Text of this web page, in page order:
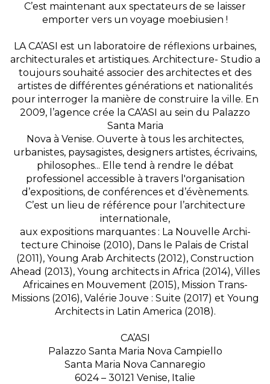
C’est maintenant aux spectateurs de se laisser
emporter vers un voyage moebiusien !
LA CA’ASI est un laboratoire de réflexions urbaines,
architecturales et artistiques. Architecture- Studio a
toujours souhaité associer des architectes et des
artistes de différentes générations et nationalités
pour interroger la manière de construire la ville. En
2009, l’agence crée la CA’ASI au sein du Palazzo
Santa Maria
Nova à Venise. Ouverte à tous les architectes,
urbanistes, paysagistes, designers artistes, écrivains,
philosophes... Elle tend à rendre le débat
professionel accessible à travers l'organisation
d’expositions, de conférences et d’évènements.
C’est un lieu de référence pour l’architecture
internationale,
aux expositions marquantes : La Nouvelle Archi-
tecture Chinoise (2010), Dans le Palais de Cristal
(2011), Young Arab Architects (2012), Construction
Ahead (2013), Young architects in Africa (2014), Villes
Africaines en Mouvement (2015), Mission Trans-
Missions (2016), Valérie Jouve : Suite (2017) et Young
Architects in Latin America (2018).
CA’ASI
Palazzo Santa Maria Nova Campiello
Santa Maria Nova Cannaregio
6024 – 30121 Venise, Italie